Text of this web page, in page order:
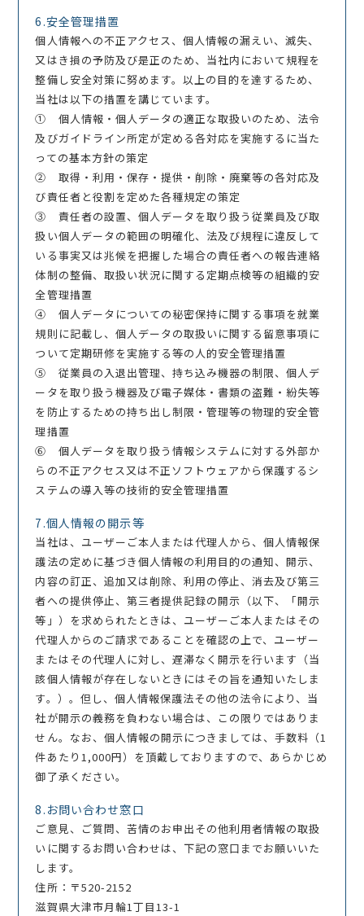
6.安全管理措置
個人情報への不正アクセス、個人情報の漏えい、滅失、
又はき損の予防及び是正のため、当社内において規程を
整備し安全対策に努めます。以上の目的を達するため、
当社は以下の措置を講じています。
① 個人情報・個人データの適正な取扱いのため、法令
及びガイドライン所定が定める各対応を実施するに当た
っての基本方針の策定
② 取得・利用・保存・提供・削除・廃棄等の各対応及
び責任者と役割を定めた各種規定の策定
③ 責任者の設置、個人データを取り扱う従業員及び取
扱い個人データの範囲の明確化、法及び規程に違反して
いる事実又は兆候を把握した場合の責任者への報告連絡
体制の整備、取扱い状況に関する定期点検等の組織的安
全管理措置
④ 個人データについての秘密保持に関する事項を就業
規則に記載し、個人データの取扱いに関する留意事項に
ついて定期研修を実施する等の人的安全管理措置
⑤ 従業員の入退出管理、持ち込み機器の制限、個人デ
ータを取り扱う機器及び電子媒体・書類の盗難・紛失等
を防止するための持ち出し制限・管理等の物理的安全管
理措置
⑥ 個人データを取り扱う情報システムに対する外部か
らの不正アクセス又は不正ソフトウェアから保護するシ
ステムの導入等の技術的安全管理措置
7.個人情報の開示等
当社は、ユーザーご本人または代理人から、個人情報保
護法の定めに基づき個人情報の利用目的の通知、開示、
内容の訂正、追加又は削除、利用の停止、消去及び第三
者への提供停止、第三者提供記録の開示（以下、「開示
等」）を求められたときは、ユーザーご本人またはその
代理人からのご請求であることを確認の上で、ユーザー
またはその代理人に対し、遅滞なく開示を行います（当
該個人情報が存在しないときにはその旨を通知いたしま
す。）。但し、個人情報保護法その他の法令により、当
社が開示の義務を負わない場合は、この限りではありま
せん。なお、個人情報の開示につきましては、手数料（1
件あたり1,000円）を頂戴しておりますので、あらかじめ
御了承ください。
8.お問い合わせ窓口
ご意見、ご質問、苦情のお申出その他利用者情報の取扱
いに関するお問い合わせは、下記の窓口までお願いいた
します。
住所：〒520-2152
滋賀県大津市月輪1丁目13-1